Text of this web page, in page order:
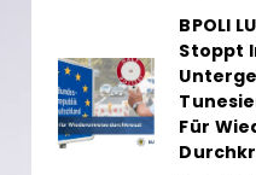
BPOLI
Stoppt
Für